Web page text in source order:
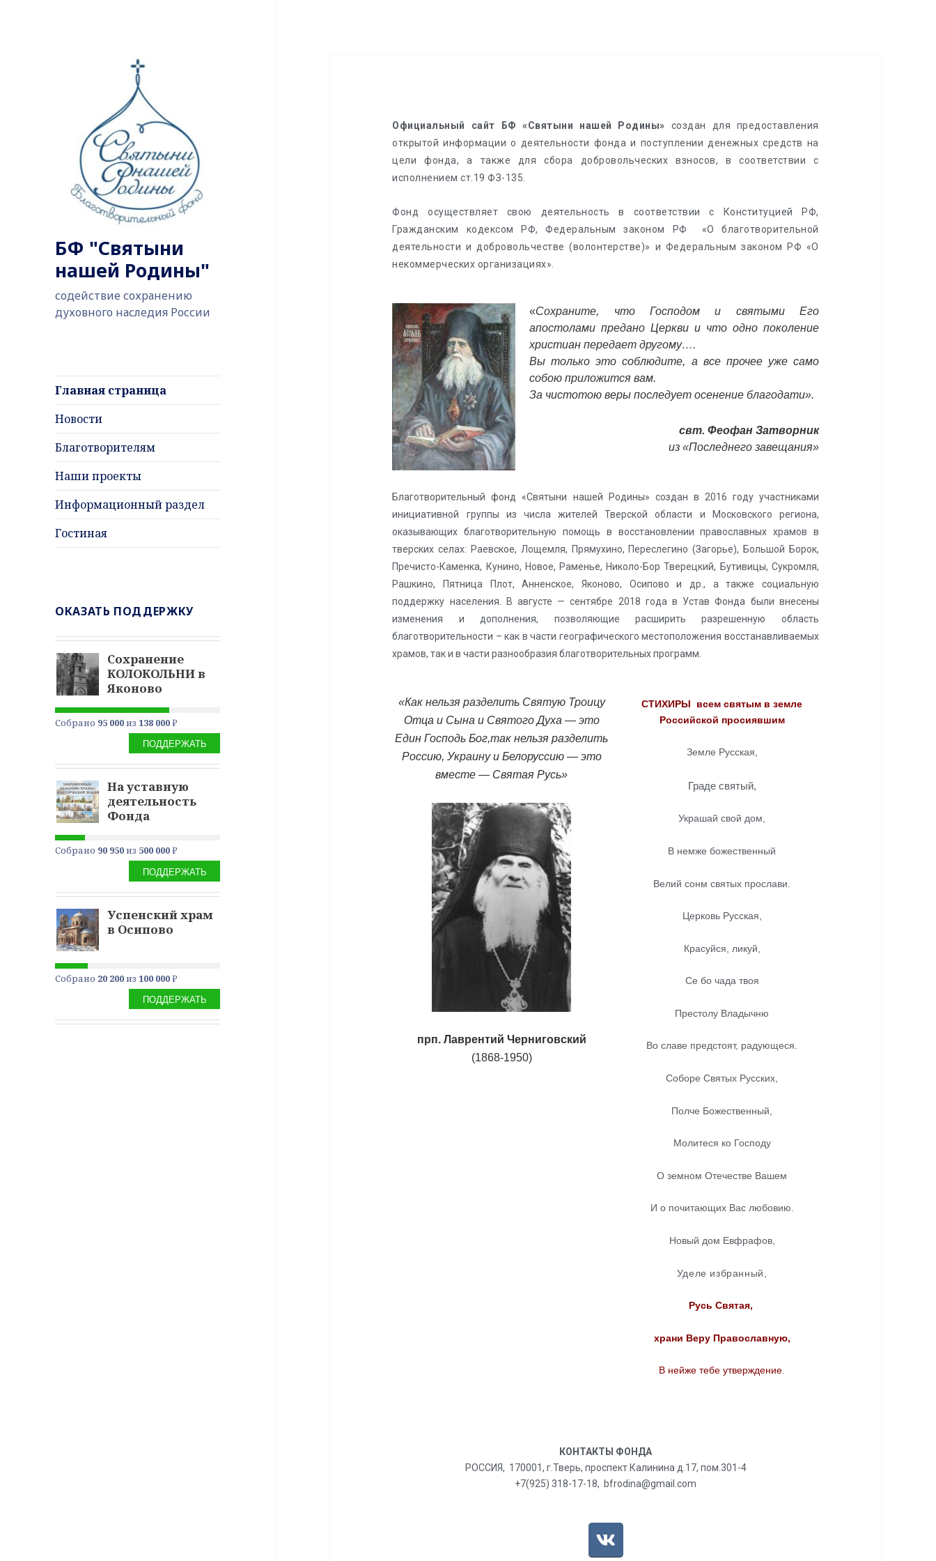
БФ "Святыни
нашей Родины"
содействие сохранению
духовного наследия России
Главная страница
Новости
Благотворителям
Наши проекты
Информационный раздел
Гостиная
ОКАЗАТЬ ПОДДЕРЖКУ
Сохранение
КОЛОКОЛЬНИ в
Яконово
Собрано 95 000из138 000₽
ПОДДЕРЖАТЬ
На уставную
деятельность
Фонда
Собрано 90 950из 500 000₽
ПОДДЕРЖАТЬ
Успенский храм
в Осипово
Собрано 20 200из100 000₽
ПОДДЕРЖАТЬ
Официальный сайт БФ «Святыни нашей Родины» создан для предоставления
открытой информации о деятельности фонда и поступлении денежных средств на
цели фонда, а также для сбора добровольческих взносов, в соответствии с
исполнением ст.19 ФЗ-135.
Фонд осуществляет свою деятельность в соответствии с Конституцией РФ,
Гражданским кодексом РФ, Федеральным законом РФ «О благотворительной
деятельности и добровольчестве (волонтерстве)» и Федеральным законом РФ «О
некоммерческих организациях».
«Сохраните, что Господом и cвятыми Его
апостолами предано Церкви и что одно поколение
христиан передает другому….
Вы только это соблюдите, а все прочее уже само
собою приложится вам.
За чистотою веры последует осенение благодати».
свт. Феофан Затворник
из «Последнего завещания»
Благотворительный фонд «Святыни нашей Родины» создан в 2016 году участниками
инициативной группы из числа жителей Тверской области и Московского региона,
оказывающих благотворительную помощь в восстановлении православных храмов в
тверских селах: Раевское, Лощемля, Прямухино, Переслегино (Загорье), Большой Борок,
Пречисто-Каменка, Кунино, Новое, Раменье, Николо-Бор Тверецкий, Бутивицы, Сукромля,
Рашкино, Пятница Плот, Анненское, Яконово, Осипово и др., а также социальную
поддержку населения. В августе — сентябре 2018 года в Устав Фонда были внесены
изменения и дополнения, позволяющие расширить разрешенную область
благотворительности – как в части географического местоположения восстанавливаемых
храмов, так и в части разнообразия благотворительных программ.
«Как нельзя разделить Святую Троицу
Отца и Сына и Святого Духа — это
Един Господь Бог,так нельзя разделить
Россию, Украину и Белоруссию — это
вместе — Святая Русь»
прп. Лаврентий Черниговский
(1868-1950)
СТИХИРЫ всем святым в земле
Российской просиявшим
Земле Русская,
Граде святый,
Украшай свой дом,
В немже божественный
Велий сонм святых прослави.
Церковь Русская,
Красуйся, ликуй,
Се бо чада твоя
Престолу Владычню
Во славе предстоят, радующеся.
Соборе Святых Русских,
Полче Божественный,
Молитеся ко Господу
О земном Отечестве Вашем
И о почитающих Вас любовию.
Новый дом Евфрафов,
Уделе избранный,
Русь Святая,
храни Веру Православную,
В нейже тебе утверждение.
КОНТАКТЫ ФОНДА
РОССИЯ, 170001, г.Тверь, проспект Калинина д.17, пом.301-4
+7(925) 318-17-18, bfrodina@gmail.com